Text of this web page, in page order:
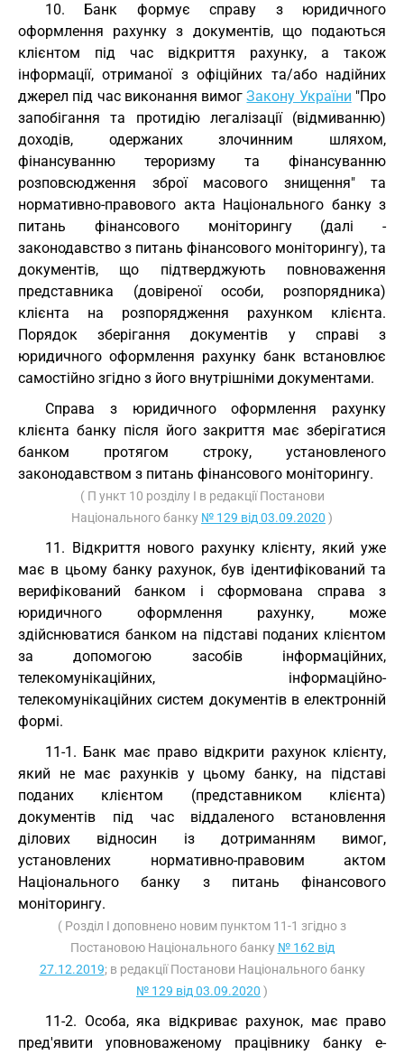
10. Банк формує справу з юридичного
оформлення рахунку з документів, що подаються
клієнтом під час відкриття рахунку, а також
інформації, отриманої з офіційних та/або надійних
джерел під час виконання вимогЗакону України "Про
запобігання та протидію легалізації (відмиванню)
доходів, одержаних злочинним шляхом,
фінансуванню тероризму та фінансуванню
розповсюдження зброї масового знищення" та
нормативно-правового акта Національного банку з
питань фінансового моніторингу (далі -
законодавство з питань фінансового моніторингу), та
документів, що підтверджують повноваження
представника (довіреної особи, розпорядника)
клієнта на розпорядження рахунком клієнта.
Порядок зберігання документів у справі з
юридичного оформлення рахунку банк встановлює
самостійно згідно з його внутрішніми документами.
Справа з юридичного оформлення рахунку
клієнта банку після його закриття має зберігатися
банком протягом строку, установленого
законодавством з питань фінансового моніторингу.
( П ункт 10 розділу I в редакції Постанови
Національного банку № 129 від 03.09.2020 )
11. Відкриття нового рахунку клієнту, який уже
має в цьому банку рахунок, був ідентифікований та
верифікований банком і сформована справа з
юридичного оформлення рахунку, може
здійснюватися банком на підставі поданих клієнтом
за допомогою засобів інформаційних,
телекомунікаційних, інформаційно-
телекомунікаційних систем документів в електронній
формі.
11-1. Банк має право відкрити рахунок клієнту,
який не має рахунків у цьому банку, на підставі
поданих клієнтом (представником клієнта)
документів під час віддаленого встановлення
ділових відносин із дотриманням вимог,
установлених нормативно-правовим актом
Національного банку з питань фінансового
моніторингу.
( Розділ I доповнено новим пунктом 11-1 згідно з
Постановою Національного банку № 162 від
27.12.2019; в редакції Постанови Національного банку
№ 129 від 03.09.2020 )
11-2. Особа, яка відкриває рахунок, має право
пред'явити уповноваженому працівнику банку е-